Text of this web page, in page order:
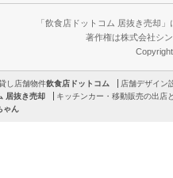
「飲食店ドットコム 居抜き売却
著作権は株式会社シ
し店舗物件飲食店ドットコム 店舗デザイン
居抜き売却 キッチンカー・移動販売の出店
ゃん